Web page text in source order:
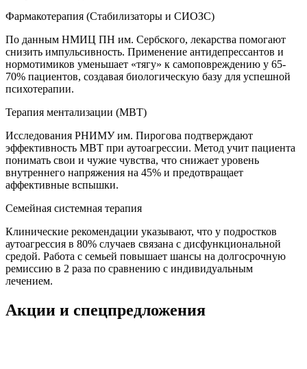
Фармакотерапия (Стабилизаторы и СИОЗС)
По данным НМИЦ ПН им. Сербского, лекарства помогают
снизить импульсивность. Применение антидепрессантов и
нормотимиков уменьшает «тягу» к самоповреждению у 65-
70% пациентов, создавая биологическую базу для успешной
психотерапии.
Терапия ментализации (MBT)
Исследования РНИМУ им. Пирогова подтверждают
эффективность MBT при аутоагрессии. Метод учит пациента
понимать свои и чужие чувства, что снижает уровень
внутреннего напряжения на 45% и предотвращает
аффективные вспышки.
Семейная системная терапия
Клинические рекомендации указывают, что у подростков
аутоагрессия в 80% случаев связана с дисфункциональной
средой. Работа с семьей повышает шансы на долгосрочную
ремиссию в 2 раза по сравнению с индивидуальным
лечением.
Акции и спецпредложения